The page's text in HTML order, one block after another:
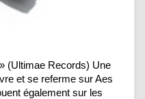
(Ultimae Records) Une
et se referme sur Aes
également sur les